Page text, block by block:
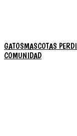
GATOSMASCOTAS
COMUNIDAD